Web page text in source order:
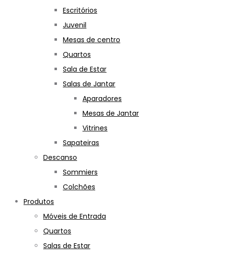
Escritórios
Juvenil
Mesas de centro
Quartos
Sala de Estar
Salas de Jantar
Aparadores
Mesas de Jantar
Vitrines
Sapateiras
Descanso
Sommiers
Colchões
Produtos
Móveis de Entrada
Quartos
Salas de Estar